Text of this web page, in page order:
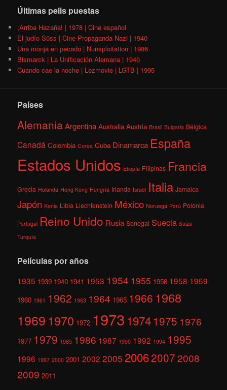
Últimas pelis puestas
¡Arriba Hazaña! | 1978 | Cine español
El judío Süss | Cine Propaganda Nazi | 1940
Una monja en pecado | Nunsploitation | 1986
Bismarck | La Unificación Alemana | 1940
Cuando cae la noche | Lezmovie | LGTB | 1995
Países
AlemaniaArgentina Australia Austria Brasil Bulgaria Bélgica
Canadá Colombia Corea Cuba Dinamarca España
Estados Unidos Etiopía Filipinas Francia
Grecia Holanda Hong Kong Hungría Irlanda Israel Italia Jamaica
Japón Kenia Libia Liechtenstein México Noruega Perú Polonia
Portugal Reino Unido Rusia Senegal Suecia Suiza
Turquía
Películas por años
1935 1939 1940 1941 1953 1954 1955 1956 1958 1959
1960 1961 1962 1963 1964 1965 1966 1968
1969 1970 1972 1973 1974 1975 1976
1977 1979 1985 1986 1987 1990 1992 1994 1995
1996 1997 2000 2001 2002 2005 200620072008
2009 2011